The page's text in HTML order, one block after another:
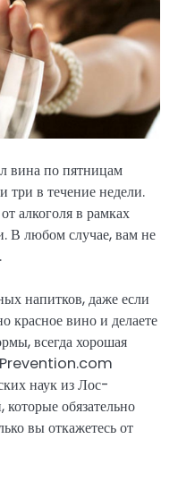
вина по пятницам
три в течение недели.
алкоголя в рамках
В любом случае, вам не
напитков, даже если
красное вино и делаете
всегда хорошая
Prevention.com
наук из Лос-
обязательно
вы откажетесь от